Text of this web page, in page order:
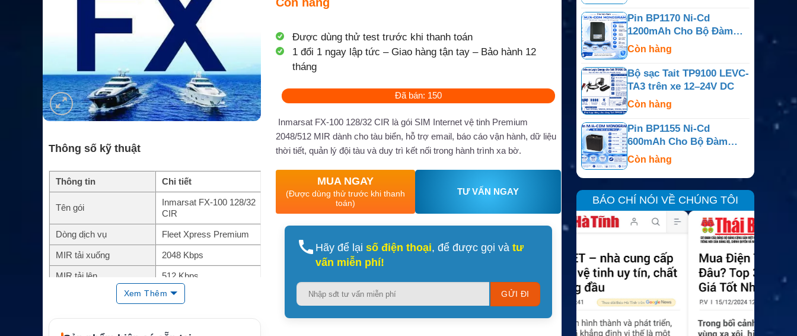
Thông số kỹ thuật
Thông tin Chi tiết
Tên gói
Inmarsat FX-100 128/32
CIR
Dòng dịch vụ Fleet Xpress Premium
MIR tải xuống 2048 Kbps
MIR tải lên 512 Kbps
128 Kbps
Xem Thêm
Được dùng thử test trước khi thanh toán
1 đổi 1 ngay lập tức – Giao hàng tận tay – Bảo hành 12
tháng
Đã bán: 150
Inmarsat FX-100 128/32 CIR là gói SIM Internet vệ tinh Premium
2048/512 MIR dành cho tàu biển, hỗ trợ email, báo cáo vận hành, dữ liệu
thời tiết, quản lý đội tàu và duy trì kết nối trong hành trình xa bờ.
MUA NGAY
(Được dùng thử trước khi thanh
toán)
TƯ VẤN NGAY
Hãy để lại số điện thoại, để được gọi và tư
vấn miễn phí!
Please
this
Pin BP1170 Ni-Cd
1200mAh Cho Bộ Đàm
M/A-COM Monogram
Còn hàng
Bộ sạc Tait TP9100 LEVC-
TA3 trên xe 12–24V DC
Còn hàng
Pin BP1155 Ni-Cd
600mAh Cho Bộ Đàm
M/A-COM Monogram
Còn hàng
BÁO CHÍ NÓI VỀ CHÚNG TÔI